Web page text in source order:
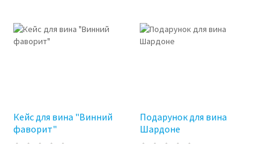
Кейс для вина "Винний
фаворит"
Подарунок для вина
Шардоне